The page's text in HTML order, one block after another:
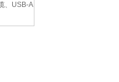
、USB-A